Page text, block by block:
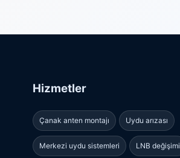
Hizmetler
Çanak anten montajı Uydu arızası
Merkezi uydu sistemleri LNB değişimi